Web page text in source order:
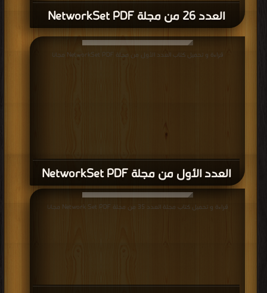
العدد 26 من مجلة NetworkSet PDF
العدد الأول من مجلة NetworkSet PDF
قراءة و تحميل كتاب العدد الأول من مجلة NetworkSet PDF مجانا
قراءة و تحميل كتاب مجلة العدد 35 من مجلة Network Set PDF مجانا